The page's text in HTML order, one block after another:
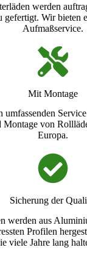
werden
gefertigt. Wir bieten
Aufmaßservice.
Mit Montage
umfassenden
Montage von
Europa.
Sicherung der
werden aus
Profilen
viele Jahre lang